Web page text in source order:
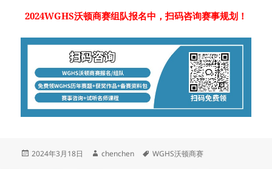
2024WGHS沃顿商赛组队报名中，扫码咨询赛事规划！
发
2024年3月18日
作
chenchen
标
WGHS沃顿商赛